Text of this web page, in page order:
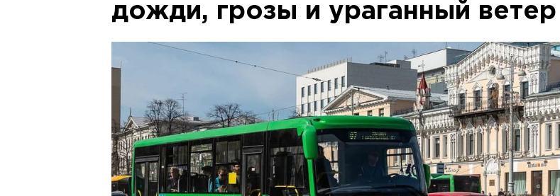
дожди, грозы и ураганный ветер